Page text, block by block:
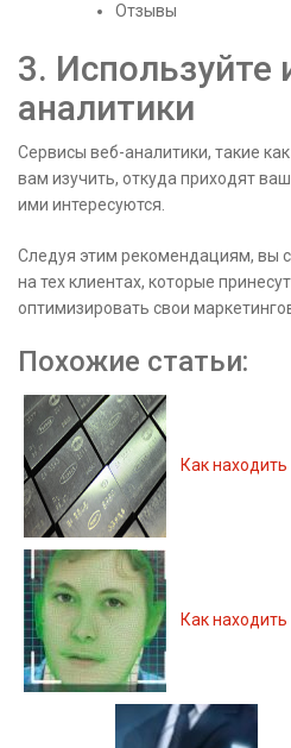
Отзывы
3. Используйте
аналитики
Сервисы веб-аналитики, такие
вам изучить, откуда приходят
ими интересуются.
Следуя этим рекомендациям, вы
на тех клиентах, которые
оптимизировать свои
Похожие статьи:
Как
Как